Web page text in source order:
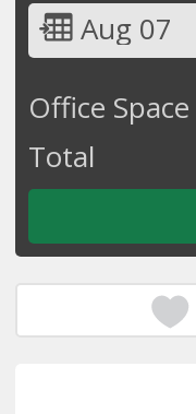
Aug 07
Office Space
Total